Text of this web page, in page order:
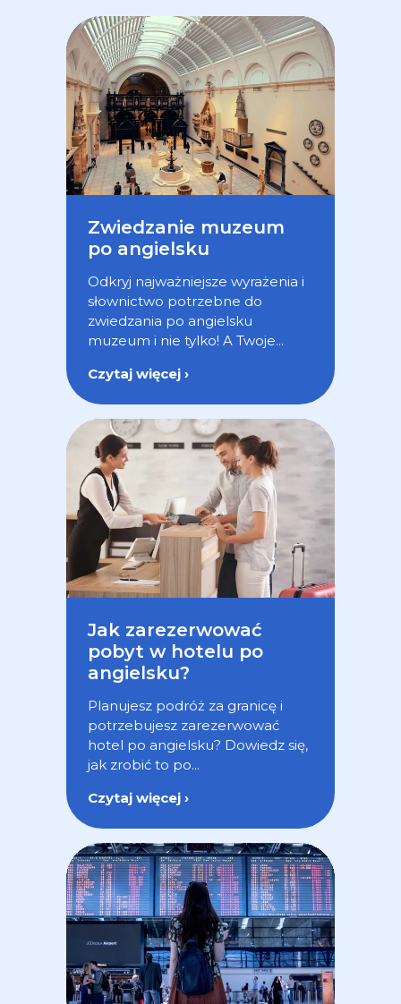
Zwiedzanie muzeum
po angielsku
Odkryj najważniejsze wyrażenia i
słownictwo potrzebne do
zwiedzania po angielsku
muzeum i nie tylko! A Twoje...
Czytaj więcej ›
Jak zarezerwować
pobyt w hotelu po
angielsku?
Planujesz podróż za granicę i
potrzebujesz zarezerwować
hotel po angielsku? Dowiedz się,
jak zrobić to po...
Czytaj więcej ›